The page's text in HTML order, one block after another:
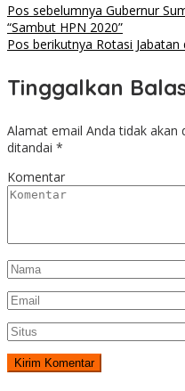
Pos sebelumnya Gubernur
“Sambut HPN 2020”
Pos berikutnya Rotasi Jabatan
Tinggalkan
Alamat email Anda tidak akan
ditandai *
Komentar